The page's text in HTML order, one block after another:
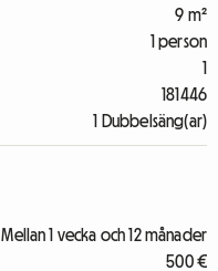
9 m²
1 person
1
181446
1 Dubbelsäng(ar)
Mellan 1 vecka och 12 månader
500 €